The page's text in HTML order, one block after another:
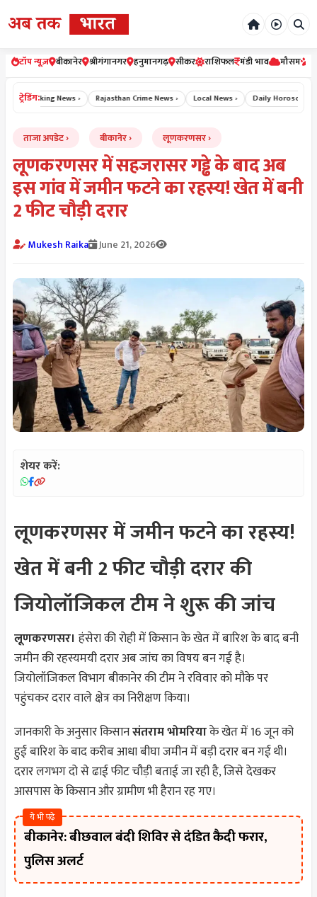
टॉप न्यूज़ बीकानेर श्रीगंगानगर हनुमानगढ़ सीकर राशिफल मंडी भाव मौसम
ट्रेडिंग:
Breaking News › Rajasthan Crime News › Local News › Daily Horoscope
ताजा अपडेट बीकानेर लूणकरणसर
लूणकरणसर में सहजरासर गड्ढे के बाद अब
इस गांव में जमीन फटने का रहस्य! खेत में बनी
2 फीट चौड़ी दरार
Mukesh Raika June 21, 2026
शेयर करें:
लूणकरणसर में जमीन फटने का रहस्य!
खेत में बनी 2 फीट चौड़ी दरार की
जियोलॉजिकल टीम ने शुरू की जांच
लूणकरणसर। हंसेरा की रोही में किसान के खेत में बारिश के बाद बनी
जमीन की रहस्यमयी दरार अब जांच का विषय बन गई है।
जियोलॉजिकल विभाग बीकानेर की टीम ने रविवार को मौके पर
पहुंचकर दरार वाले क्षेत्र का निरीक्षण किया।
जानकारी के अनुसार किसानसंतराम भोमरियाके खेत में 16 जून को
हुई बारिश के बाद करीब आधा बीघा जमीन में बड़ी दरार बन गई थी।
दरार लगभग दो से ढाई फीट चौड़ी बताई जा रही है, जिसे देखकर
आसपास के किसान और ग्रामीण भी हैरान रह गए।
ये भी पढ़े
बीकानेर: बीछवाल बंदी शिविर से दंडित कैदी फरार,
पुलिस अलर्ट